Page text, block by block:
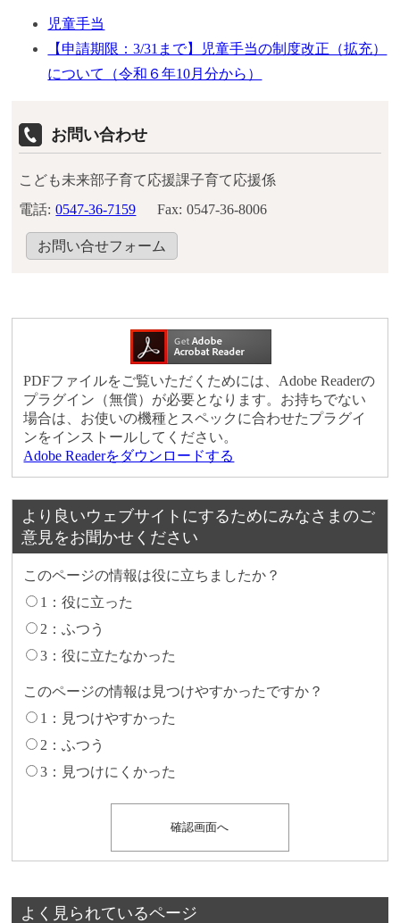
児童手当
【申請期限：3/31まで】児童手当の制度改正（拡充）
について（令和６年10月分から）
お問い合わせ
こども未来部子育て応援課子育て応援係
電話: 0547-36-7159 Fax: 0547-36-8006
お問い合せフォーム
PDFファイルをご覧いただくためには、Adobe Readerの
プラグイン（無償）が必要となります。お持ちでない
場合は、お使いの機種とスペックに合わせたプラグイ
ンをインストールしてください。
Adobe Readerをダウンロードする
より良いウェブサイトにするためにみなさまのご
意見をお聞かせください
このページの情報は役に立ちましたか？
1：役に立った
2：ふつう
3：役に立たなかった
このページの情報は見つけやすかったですか？
1：見つけやすかった
2：ふつう
3：見つけにくかった
よく見られているページ